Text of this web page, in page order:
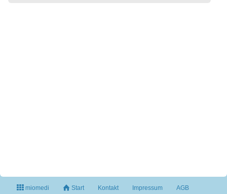
miomedi Start Kontakt Impressum AGB